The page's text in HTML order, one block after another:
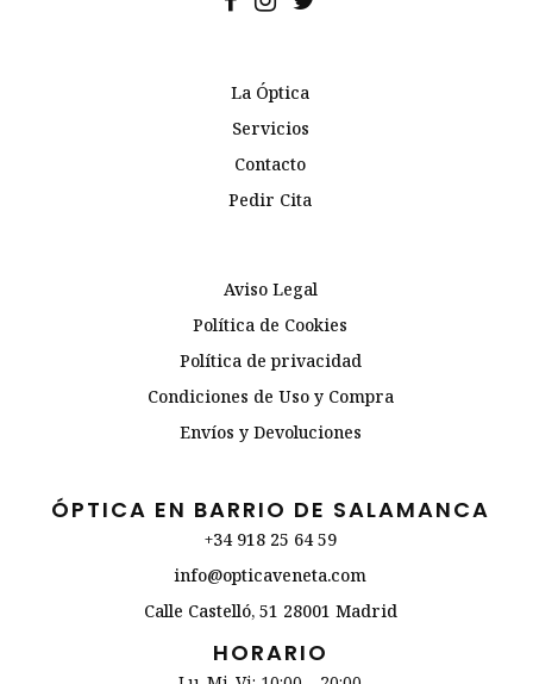
La Óptica
Servicios
Contacto
Pedir Cita
Aviso Legal
Política de Cookies
Política de privacidad
Condiciones de Uso y Compra
Envíos y Devoluciones
ÓPTICA EN BARRIO DE SALAMANCA
+34 918 25 64 59
info@opticaveneta.com
Calle Castelló, 51 28001 Madrid
HORARIO